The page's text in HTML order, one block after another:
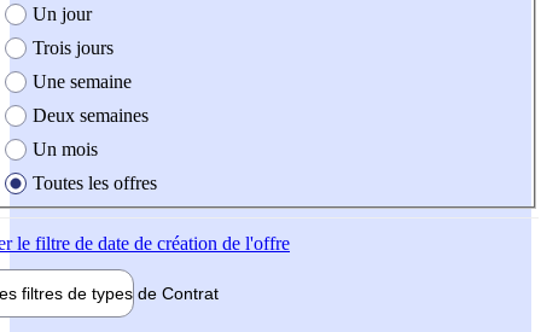
création de l'offre
Un jour
Trois jours
Une semaine
Deux semaines
Un mois
Toutes les offres
le filtre de date de création de l'offre
filtres de types de Contrat